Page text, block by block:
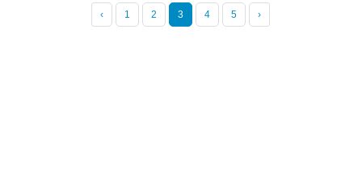
‹ 1 2 3 4 5 ›